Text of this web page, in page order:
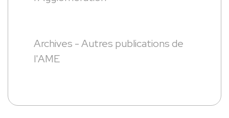
Archives - Autres publications de
l'AME